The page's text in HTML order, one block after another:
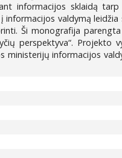
informacijos sklaidą
valdymą
Ši monografija
perspektyva“. Projekto
informacijos